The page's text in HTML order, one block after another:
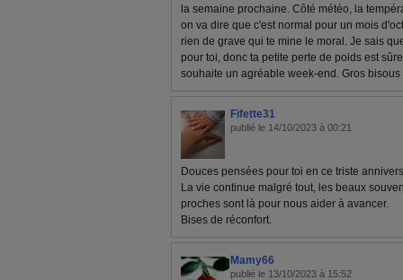
la semaine prochaine. Côté météo, la
on va dire que c'est normal pour un mois
rien de grave qui te mine le moral. Je sais
pour toi, donc ta petite perte de poids est
souhaite un agréable week-end. Gros
Fifette31
publié le 14/10/2023 à 00:21
Douces pensées pour toi en ce triste
La vie continue malgré tout, les beaux
proches sont là pour nous aider à avancer.
Bises de réconfort.
Mamy66
publié le 13/10/2023 à 15:52